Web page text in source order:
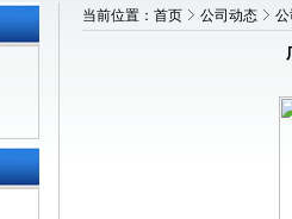
当前位置： 首页 公司动态